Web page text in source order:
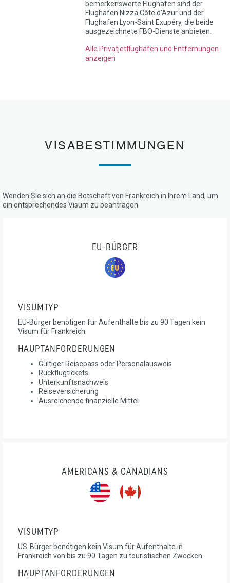
bemerkenswerte Flughäfen sind der
Flughafen Nizza Côte d'Azur und der
Flughafen Lyon-Saint Exupéry, die beide
ausgezeichnete FBO-Dienste anbieten.
Alle Privatjetflughäfen und Entfernungen
anzeigen
VISABESTIMMUNGEN
Wenden Sie sich an die Botschaft von Frankreich in Ihrem Land, um
ein entsprechendes Visum zu beantragen
EU-BÜRGER
VISUMTYP
EU-Bürger benötigen für Aufenthalte bis zu 90 Tagen kein
Visum für Frankreich.
HAUPTANFORDERUNGEN
Gültiger Reisepass oder Personalausweis
Rückflugtickets
Unterkunftsnachweis
Reiseversicherung
Ausreichende finanzielle Mittel
AMERICANS & CANADIANS
VISUMTYP
US-Bürger benötigen kein Visum für Aufenthalte in
Frankreich von bis zu 90 Tagen zu touristischen Zwecken.
HAUPTANFORDERUNGEN